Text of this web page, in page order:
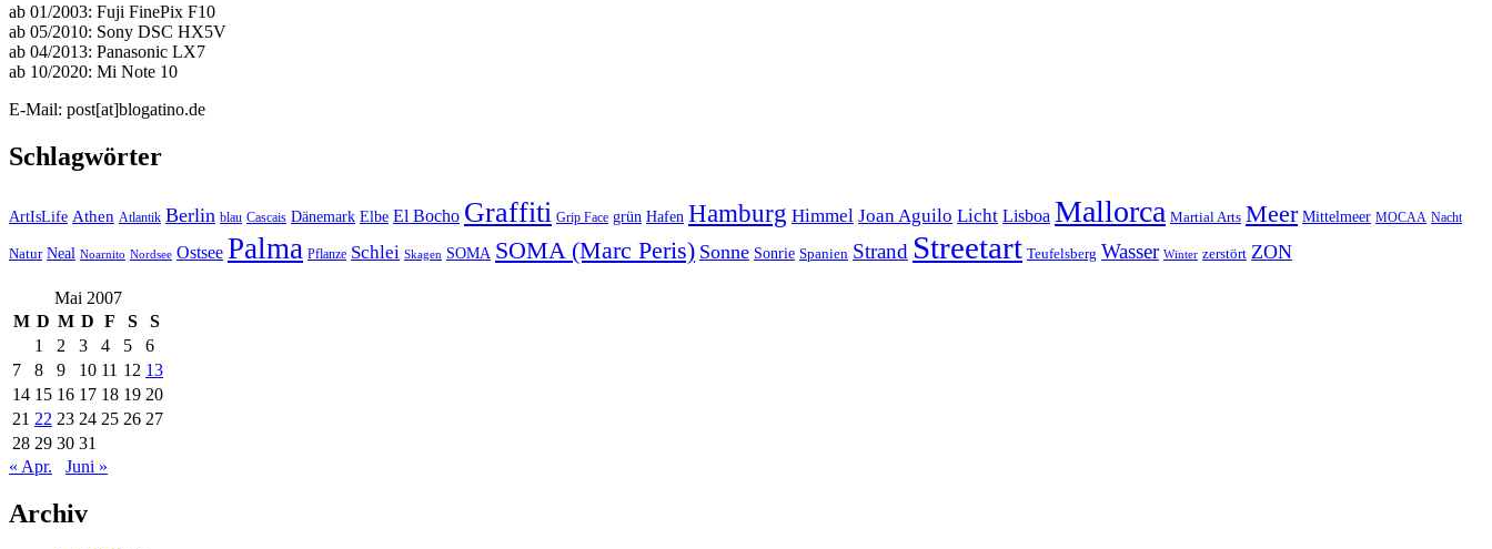
ab 01/2003: Fuji FinePix F10
ab 05/2010: Sony DSC HX5V
ab 04/2013: Panasonic LX7
ab 10/2020: Mi Note 10
E-Mail: post[at]blogatino.de
Schlagwörter
ArtIsLife Athen Atlantik Berlin blau Cascais Dänemark Elbe El Bocho Graffiti Grip Face grün Hafen Hamburg Himmel Joan Aguilo Licht Lisboa Mallorca Martial Arts Meer Mittelmeer MOCAA Nacht
Natur Neal Noarnito Nordsee Ostsee Palma Pflanze Schlei Skagen SOMA SOMA (Marc Peris) Sonne Sonrie Spanien Strand Streetart Teufelsberg Wasser Winter zerstört ZON
Mai 2007
M D M D F S
S
1
2 3 4 5
6
7
8 9 10 11 12 13
14 15 16 17 18 19 20
21 22 23 24 25 26 27
28 29 30 31
« Apr.
Juni »
Archiv